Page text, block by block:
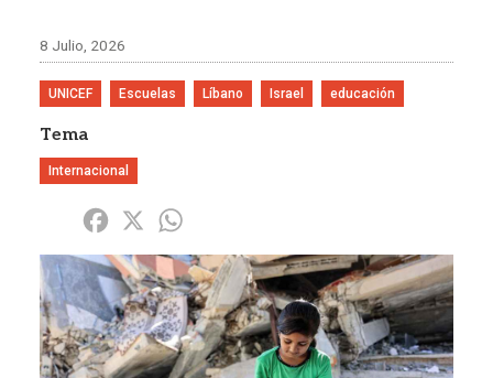
8 Julio, 2026
UNICEF Escuelas Líbano Israel educación
Tema
Internacional
Share Facebook
X
Imagen